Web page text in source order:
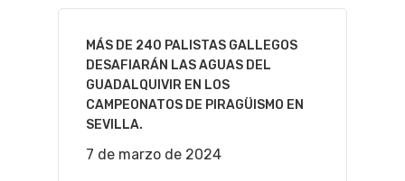
MÁS DE 240 PALISTAS GALLEGOS
DESAFIARÁN LAS AGUAS DEL
GUADALQUIVIR EN LOS
CAMPEONATOS DE PIRAGÜISMO EN
SEVILLA.
7 de marzo de 2024